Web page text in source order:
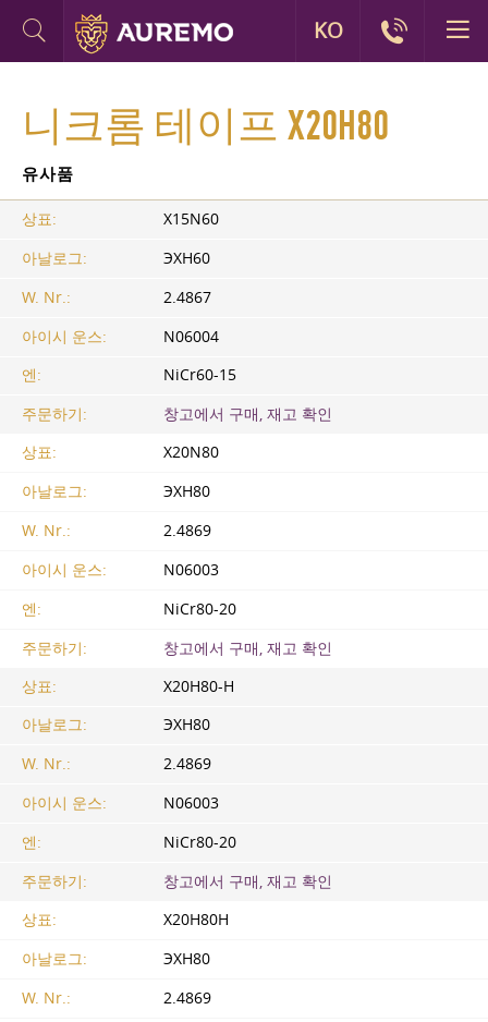
니크롬 테이프 Х20Н80
유사품
상표:
X15N60
아날로그:
ЭХН60
W. Nr.:
2.4867
아이시 운스:
N06004
엔:
NiCr60-15
주문하기:
창고에서 구매, 재고 확인
상표:
X20N80
아날로그:
ЭХН80
W. Nr.:
2.4869
아이시 운스:
N06003
엔:
NiCr80-20
주문하기:
창고에서 구매, 재고 확인
상표:
Х20Н80-Н
아날로그:
ЭХН80
W. Nr.:
2.4869
아이시 운스:
N06003
엔:
NiCr80-20
주문하기:
창고에서 구매, 재고 확인
상표:
Х20Н80Н
아날로그:
ЭХН80
W. Nr.:
2.4869
KO